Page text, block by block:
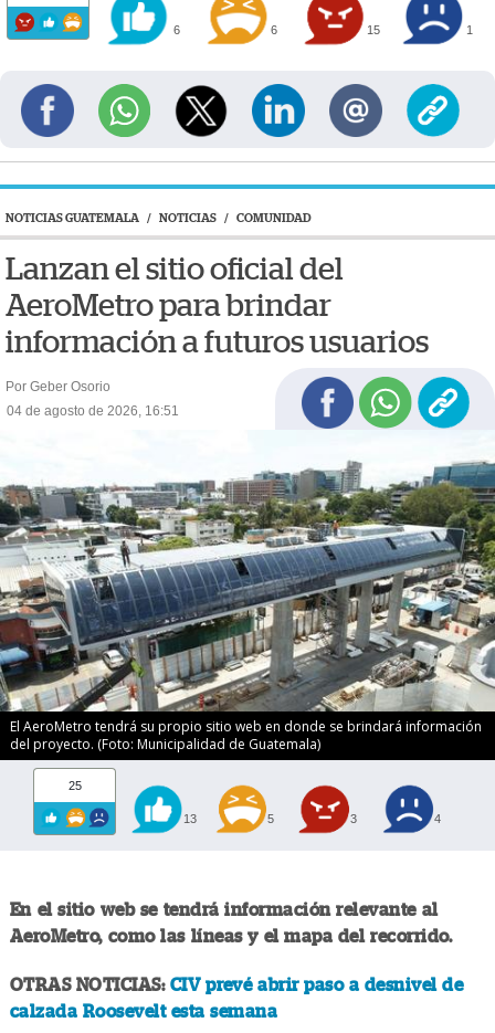
6 6 15 1
NOTICIAS GUATEMALA / NOTICIAS / COMUNIDAD
Lanzan el sitio oficial del
AeroMetro para brindar
información a futuros usuarios
Por Geber Osorio
04 de agosto de 2026, 16:51
El AeroMetro tendrá su propio sitio web en donde se brindará información
del proyecto. (Foto: Municipalidad de Guatemala)
25
13 5 3 4
En el sitio web se tendrá información relevante al
AeroMetro, como las líneas y el mapa del recorrido.
OTRAS NOTICIAS: CIV prevé abrir paso a desnivel de
calzada Roosevelt esta semana